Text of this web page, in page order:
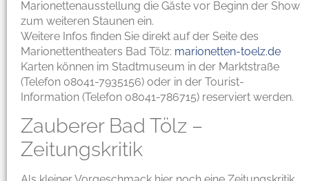
Marionettenausstellung die Gäste vor Beginn der Show
zum weiteren Staunen ein.
Weitere Infos finden Sie direkt auf der Seite des
Marionettentheaters Bad Tölz: marionetten-toelz.de
Karten können im Stadtmuseum in der Marktstraße
(Telefon 08041-7935156) oder in der Tourist-
Information (Telefon 08041-786715) reserviert werden.
Zauberer Bad Tölz –
Zeitungskritik